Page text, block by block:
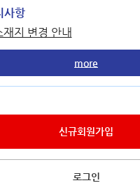
사항
지 변경 안내
more
신규회원가입
로그인